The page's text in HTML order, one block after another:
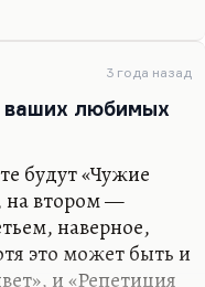
пафос. Поэтому
и молодости
движении
же страстным
был
стрелы», и
в стране
3 года назад
ваших любимых
будут «Чужие
на втором —
наверное,
это может быть и
и «Репетиция